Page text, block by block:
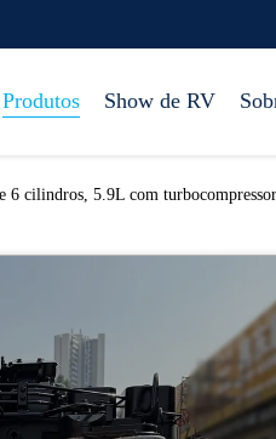
Produtos Show de RV
cilindros, 5.9L com